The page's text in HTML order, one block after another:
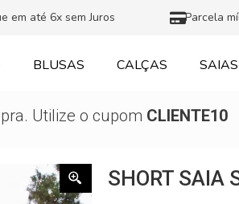
em até 6x sem Juros Parcela
BLUSAS CALÇAS SAIAS
Utilize o cupom CLIENTE10
SHORT SAIA